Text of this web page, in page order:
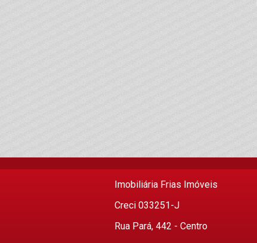
Imobiliária Frias Imóveis
Creci 033251-J
Rua Pará, 442 - Centro